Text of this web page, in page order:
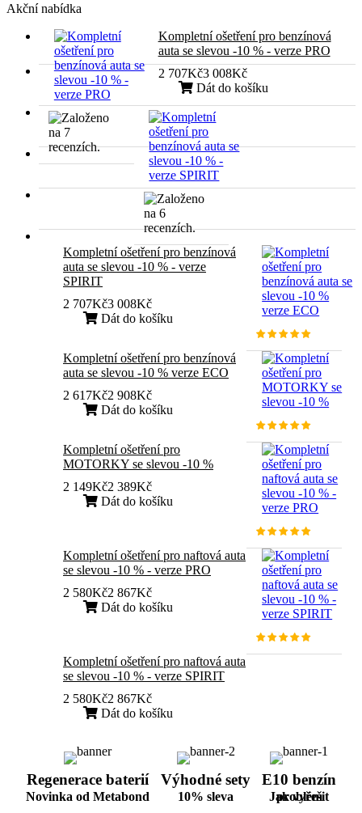
Akční nabídka
Kompletní ošetření pro benzínová
auta se slevou -10 % - verze PRO
2 707Kč3 008Kč
Dát do košíku
Kompletní ošetření pro benzínová
auta se slevou -10 % - verze
SPIRIT
2 707Kč3 008Kč
Dát do košíku
Kompletní ošetření pro benzínová
auta se slevou -10 % verze ECO
2 617Kč2 908Kč
Dát do košíku
Kompletní ošetření pro
MOTORKY se slevou -10 %
2 149Kč2 389Kč
Dát do košíku
Kompletní ošetření pro naftová auta
se slevou -10 % - verze PRO
2 580Kč2 867Kč
Dát do košíku
Kompletní ošetření pro naftová auta
se slevou -10 % - verze SPIRIT
2 580Kč2 867Kč
Dát do košíku
Regenerace baterií
Novinka od Metabond
Výhodné sety
10% sleva
E10 benzín
Jak vyřešit
problém